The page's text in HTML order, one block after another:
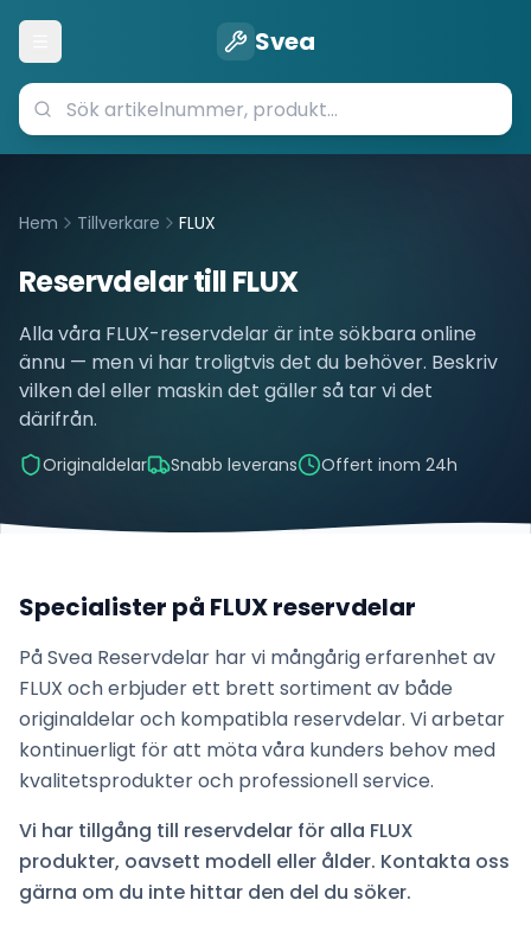
Öppna meny Svea
Hem Tillverkare FLUX
Reservdelar tillFLUX
Alla våra FLUX-reservdelar är inte sökbara online
ännu — men vi har troligtvis det du behöver. Beskriv
vilken del eller maskin det gäller så tar vi det
därifrån.
Originaldelar Snabb leverans Offert inom 24h
Specialister på FLUXreservdelar
På Svea Reservdelar har vi mångårig erfarenhet av
FLUX och erbjuder ett brett sortiment av både
originaldelar och kompatibla reservdelar. Vi arbetar
kontinuerligt för att möta våra kunders behov med
kvalitetsprodukter och professionell service.
Vi har tillgång till reservdelar för alla FLUX
produkter, oavsett modell eller ålder. Kontakta oss
gärna om du inte hittar den del du söker.